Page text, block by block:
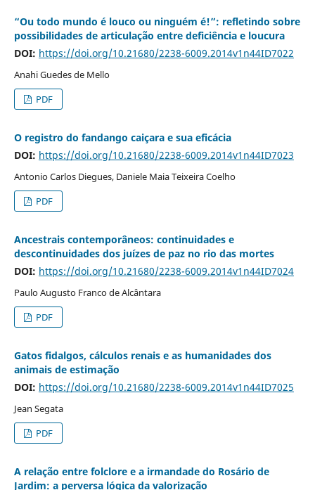
“Ou todo mundo é louco ou ninguém é!”: refletindo sobre
possibilidades de articulação entre deficiência e loucura
DOI: https://doi.org/10.21680/2238-6009.2014v1n44ID7022
Anahi Guedes de Mello
PDF
O registro do fandango caiçara e sua eficácia
DOI: https://doi.org/10.21680/2238-6009.2014v1n44ID7023
Antonio Carlos Diegues, Daniele Maia Teixeira Coelho
PDF
Ancestrais contemporâneos: continuidades e
descontinuidades dos juízes de paz no rio das mortes
DOI: https://doi.org/10.21680/2238-6009.2014v1n44ID7024
Paulo Augusto Franco de Alcântara
PDF
Gatos fidalgos, cálculos renais e as humanidades dos
animais de estimação
DOI: https://doi.org/10.21680/2238-6009.2014v1n44ID7025
Jean Segata
PDF
A relação entre folclore e a irmandade do Rosário de
Jardim: a perversa lógica da valorização